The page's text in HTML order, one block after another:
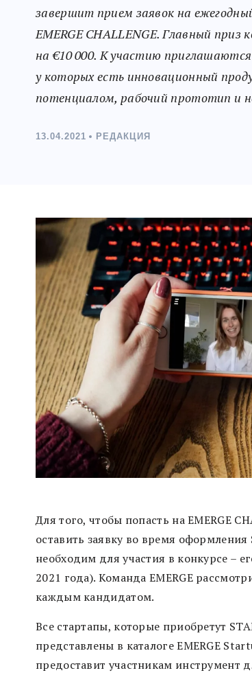
завершит прием заявок на
EMERGE CHALLENGE. Главный приз
на €10 000. К участию
у которых есть инновационный
потенциалом, рабочий прототип и
13.04.2021 РЕДАКЦИЯ
Для того, чтобы попасть на EMERGE
оставить заявку во время оформления
необходим для участия в конкурсе –
2021 года). Команда EMERGE
каждым кандидатом.
Все стартапы, которые приобретут
представлены в каталоге EMERGE
предоставит участникам инструмент